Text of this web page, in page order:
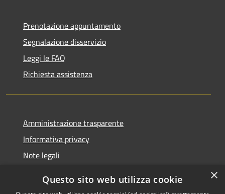
Prenotazione appuntamento
Segnalazione disservizio
Leggi le FAQ
Richiesta assistenza
Amministrazione trasparente
Informativa privacy
Note legali
×
Questo sito web utilizza cookie